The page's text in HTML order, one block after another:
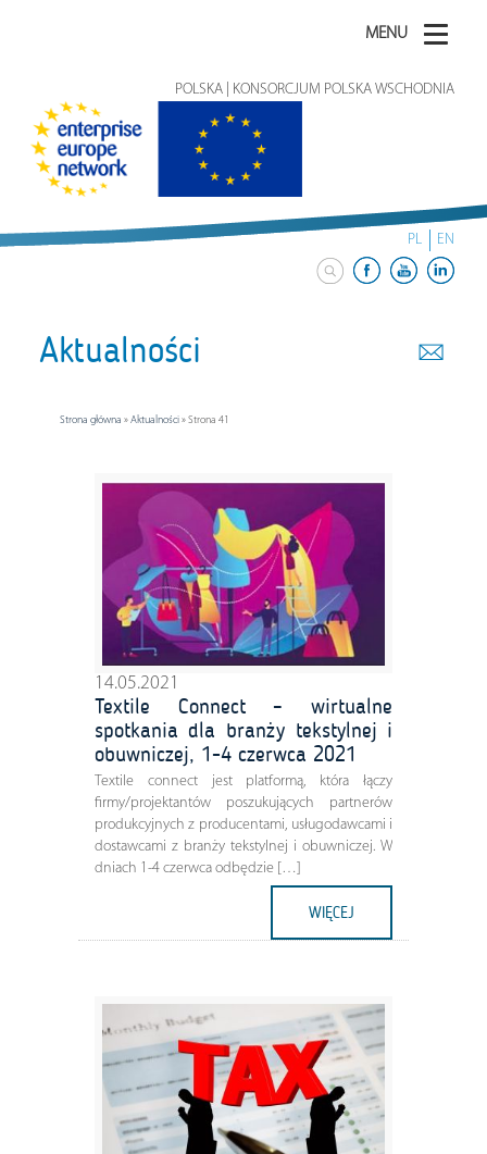
MENU
POLSKA | KONSORCJUM POLSKA WSCHODNIA
PL EN
Aktualności
Strona główna »Aktualności»Strona 41
14.05.2021
Textile Connect – wirtualne
spotkania dla branży tekstylnej i
obuwniczej, 1-4 czerwca 2021
Textile connect jest platformą, która łączy
firmy/projektantów poszukujących partnerów
produkcyjnych z producentami, usługodawcami i
dostawcami z branży tekstylnej i obuwniczej. W
dniach 1-4 czerwca odbędzie […]
WIĘCEJ